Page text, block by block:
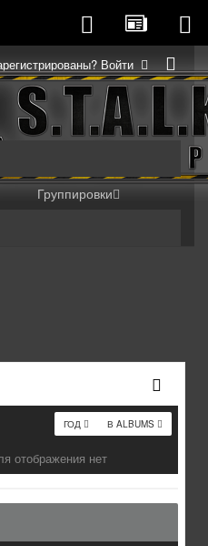
Войти
Группировки
В ALBUMS
ГОД
отображения нет